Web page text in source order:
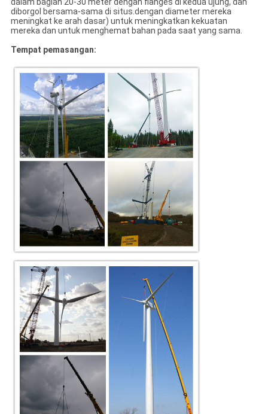
dalam bagian 20-30 meter dengan flanges di kedua ujung, dan
diborgol bersama-sama di situs.dengan diameter mereka
meningkat ke arah dasar) untuk meningkatkan kekuatan
mereka dan untuk menghemat bahan pada saat yang sama.
Tempat pemasangan: